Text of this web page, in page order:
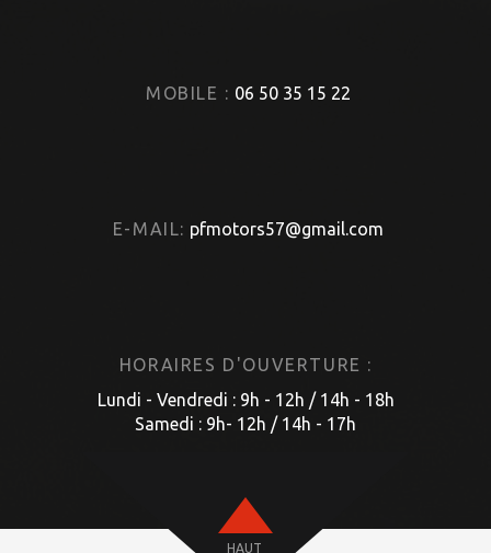
MOBILE : 06 50 35 15 22
E-MAIL: pfmotors57@gmail.com
HORAIRES D'OUVERTURE :
Lundi - Vendredi : 9h - 12h / 14h - 18h
Samedi : 9h- 12h / 14h - 17h
HAUT